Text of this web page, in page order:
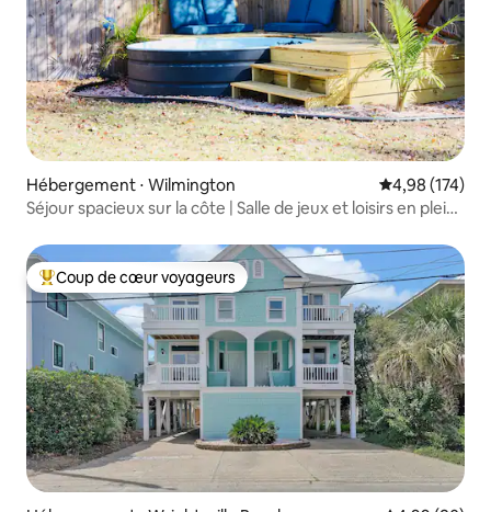
Hébergement ⋅ Wilmington Évaluation
4,98 (174)
Séjour spacieux sur la côte | Salle de jeux et loisirs en plein
Coups de cœur voyageurs les plus appréciés
Coup de cœur voyageurs